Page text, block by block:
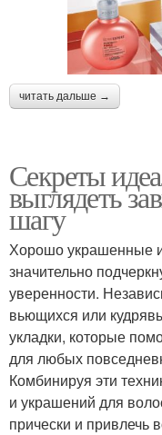
читать дальше →
Секреты
выглядеть
шагу
Хорошо украшенные
значительно
уверенности.
вьющихся или
укладки, которые
для любых
Комбинируя эти
и украшений для
прически и привлечь